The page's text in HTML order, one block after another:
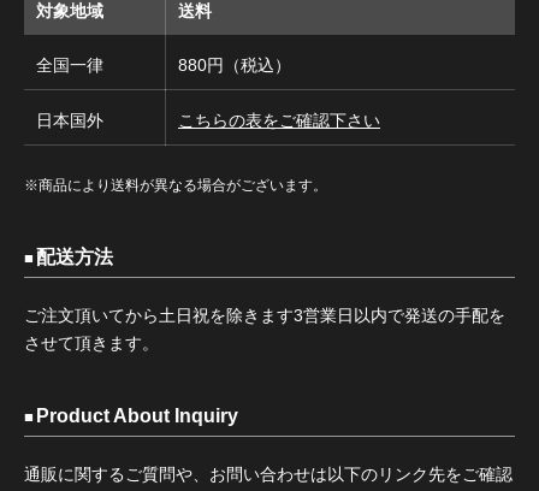
対象地域 送料
全国一律 880円（税込）
日本国外 こちらの表をご確認下さい
※商品により送料が異なる場合がございます。
配送方法
ご注文頂いてから土日祝を除きます3営業日以内で発送の手配を
させて頂きます。
Product About Inquiry
通販に関するご質問や、お問い合わせは以下のリンク先をご確認